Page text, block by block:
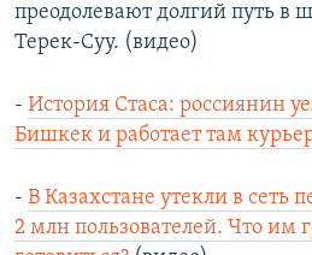
преодолевают долгий путь в
Терек-Суу. (видео)
- История Стаса: россиянин
Бишкек и работает там
- В Казахстане утекли в сеть
2 млн пользователей. Что им